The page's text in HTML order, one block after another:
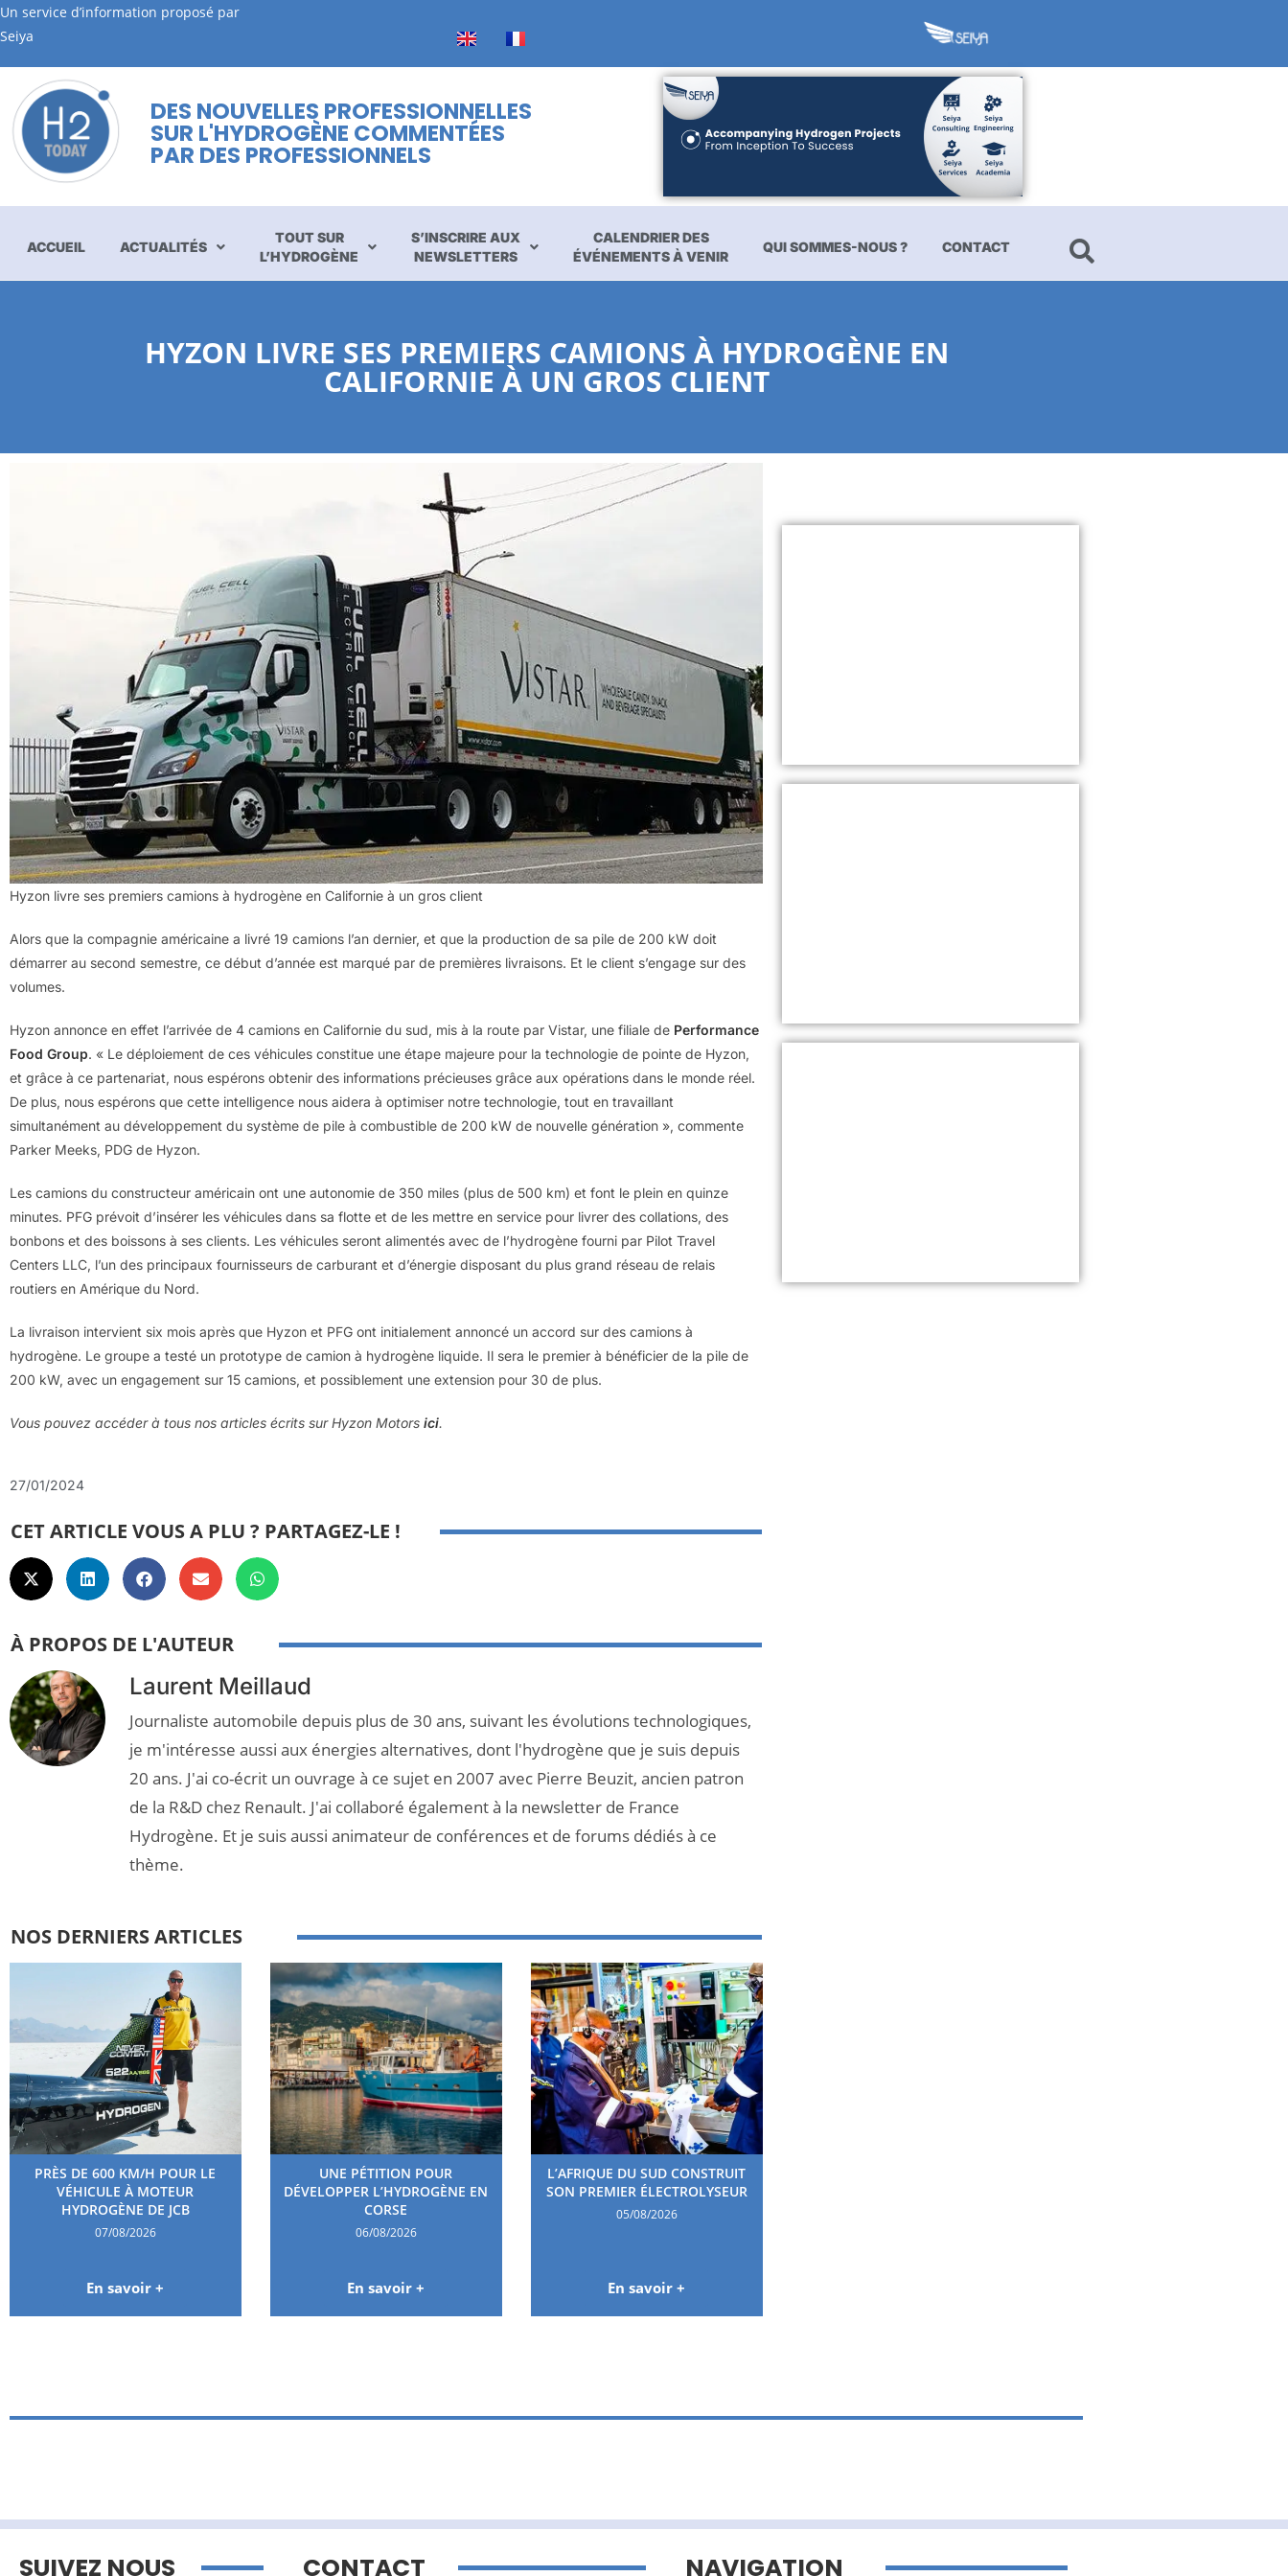
Un service d’information proposé par
Seiya
DES NOUVELLES PROFESSIONNELLES
SUR L'HYDROGÈNE COMMENTÉES
PAR DES PROFESSIONNELS
ACCUEIL ACTUALITÉS
TOUT SUR
L’HYDROGÈNE
S’INSCRIRE AUX
NEWSLETTERS
CALENDRIER DES
ÉVÉNEMENTS À VENIR
QUI SOMMES-NOUS ? CONTACT
HYZON LIVRE SES PREMIERS CAMIONS À HYDROGÈNE EN
CALIFORNIE À UN GROS CLIENT
Hyzon livre ses premiers camions à hydrogène en Californie à un gros client
Alors que la compagnie américaine a livré 19 camions l’an dernier, et que la production de sa pile de 200 kW doit
démarrer au second semestre, ce début d’année est marqué par de premières livraisons. Et le client s’engage sur des
volumes.
Hyzon annonce en effet l’arrivée de 4 camions en Californie du sud, mis à la route par Vistar, une filiale de Performance
Food Group. « Le déploiement de ces véhicules constitue une étape majeure pour la technologie de pointe de Hyzon,
et grâce à ce partenariat, nous espérons obtenir des informations précieuses grâce aux opérations dans le monde réel.
De plus, nous espérons que cette intelligence nous aidera à optimiser notre technologie, tout en travaillant
simultanément au développement du système de pile à combustible de 200 kW de nouvelle génération », commente
Parker Meeks, PDG de Hyzon.
Les camions du constructeur américain ont une autonomie de 350 miles (plus de 500 km) et font le plein en quinze
minutes. PFG prévoit d’insérer les véhicules dans sa flotte et de les mettre en service pour livrer des collations, des
bonbons et des boissons à ses clients. Les véhicules seront alimentés avec de l’hydrogène fourni par Pilot Travel
Centers LLC, l’un des principaux fournisseurs de carburant et d’énergie disposant du plus grand réseau de relais
routiers en Amérique du Nord.
La livraison intervient six mois après que Hyzon et PFG ont initialement annoncé un accord sur des camions à
hydrogène. Le groupe a testé un prototype de camion à hydrogène liquide. Il sera le premier à bénéficier de la pile de
200 kW, avec un engagement sur 15 camions, et possiblement une extension pour 30 de plus.
Vous pouvez accéder à tous nos articles écrits sur Hyzon Motors ici.
27/01/2024
CET ARTICLE VOUS A PLU ? PARTAGEZ-LE !
À PROPOS DE L'AUTEUR
Laurent Meillaud
Journaliste automobile depuis plus de 30 ans, suivant les évolutions technologiques,
je m'intéresse aussi aux énergies alternatives, dont l'hydrogène que je suis depuis
20 ans. J'ai co-écrit un ouvrage à ce sujet en 2007 avec Pierre Beuzit, ancien patron
de la R&D chez Renault. J'ai collaboré également à la newsletter de France
Hydrogène. Et je suis aussi animateur de conférences et de forums dédiés à ce
thème.
NOS DERNIERS ARTICLES
PRÈS DE 600 KM/H POUR LE
VÉHICULE À MOTEUR
HYDROGÈNE DE JCB
07/08/2026
En savoir +
UNE PÉTITION POUR
DÉVELOPPER L’HYDROGÈNE EN
CORSE
06/08/2026
En savoir +
L’AFRIQUE DU SUD CONSTRUIT
SON PREMIER ÉLECTROLYSEUR
05/08/2026
En savoir +
SUIVEZ NOUS CONTACT NAVIGATION